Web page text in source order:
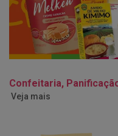
Confeitaria,
Veja mais